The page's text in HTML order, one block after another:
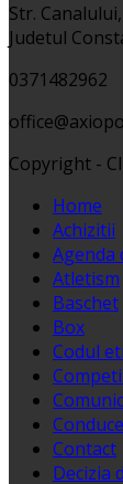
Str.
Judetul
0371482962
Copyright -
Home
Achizitii
Atletism
Baschet
Box
Codul
Contact
Decizia